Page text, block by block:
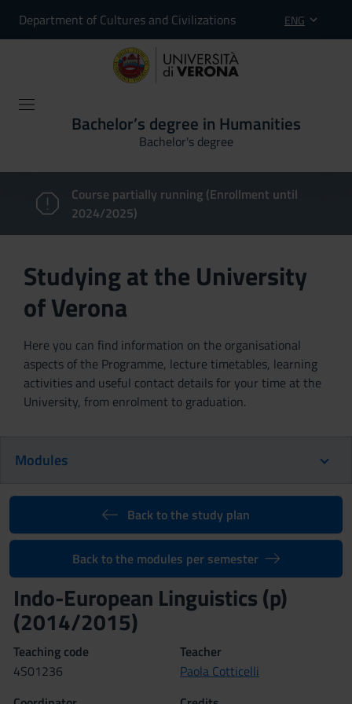
Department of Cultures and Civilizations ENG
Bachelor’s degree in Humanities
Bachelor's degree
Course partially running (Enrollment until
2024/2025)
Studying at the University
of Verona
Here you can find information on the organisational
aspects of the Programme, lecture timetables, learning
activities and useful contact details for your time at the
University, from enrolment to graduation.
Modules
Back to the study plan
Back to the modules per semester
Indo-European Linguistics (p)
(2014/2015)
Teaching code
4S01236
Teacher
Paola Cotticelli